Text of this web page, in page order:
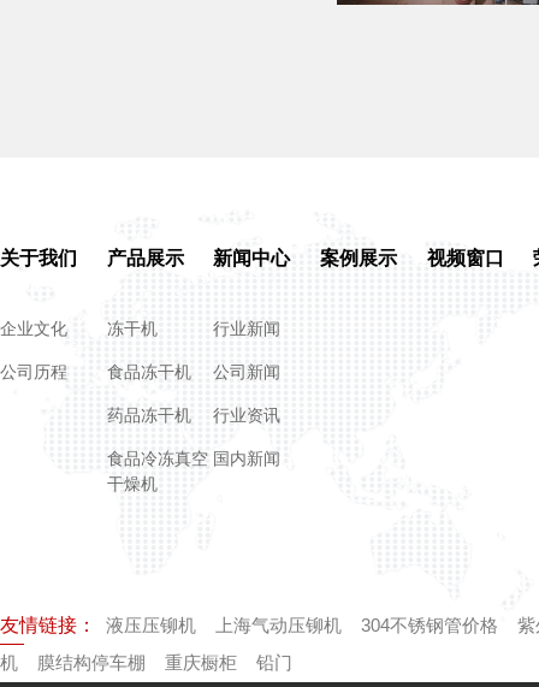
关于我们
企业文化
公司历程
产品展示
冻干机
食品冻干机
药品冻干机
食品冷冻真空
干燥机
新闻中心
行业新闻
公司新闻
行业资讯
国内新闻
案例展示 视频窗口
友情链接： 液压压铆机 上海气动压铆机 304不锈钢管价格
紫
机
膜结构停车棚 重庆橱柜 铅门